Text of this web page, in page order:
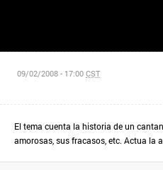
09/02/2008 - 17:00CST
El tema cuenta la historia de un
amorosas, sus fracasos, etc. Actua la